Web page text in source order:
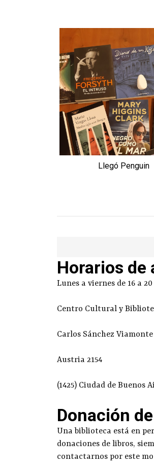
Llegó Penguin
Horarios de
Lunes a viernes de 16 a 20
Centro Cultural y
Carlos Sánchez Viamonte
Austria 2154
(1425) Ciudad de Buenos
Donación
Una biblioteca está en
donaciones de libros,
contactarnos por este